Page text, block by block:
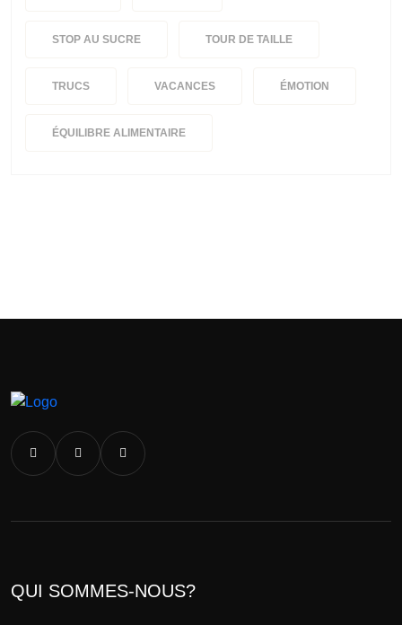
STOP AU SUCRE TOUR DE TAILLE
TRUCS VACANCES ÉMOTION
ÉQUILIBRE ALIMENTAIRE
QUI SOMMES-NOUS?